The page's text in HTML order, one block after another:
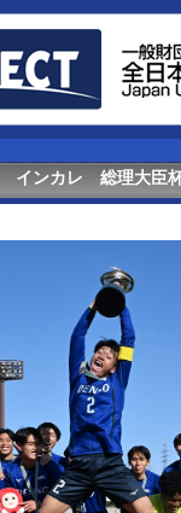
インカレ 総理大臣